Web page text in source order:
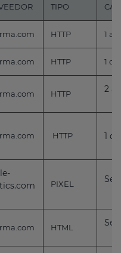
TIPO
HTTP 1
HTTP 1 día
HTTP 2
HTTP 1
PIXEL
HTML